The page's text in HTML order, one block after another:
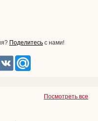
Поделитесь с нами!
Посмотреть все